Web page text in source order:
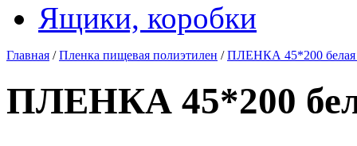
Ящики, коробки
Главная /Пленка пищевая полиэтилен /ПЛЕНКА 45*200 белая
ПЛЕНКА 45*200